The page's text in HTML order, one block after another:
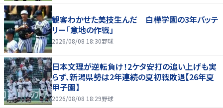
観客わかせた美技生んだ 白樺学園の3年バッテ
リー「意地の作戦」
2026/08/08 18:30野球
日本文理が逆転負け！2ケタ安打の追い上げも実
らず、新潟県勢は2年連続の夏初戦敗退【26年夏
甲子園】
2026/08/08 18:29野球